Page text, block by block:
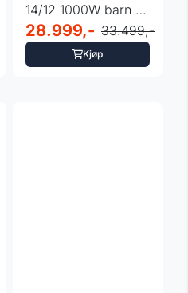
14/12 1000W barn |
Velocifero Li-ion
28.999,- 33.499,-
Kjøp